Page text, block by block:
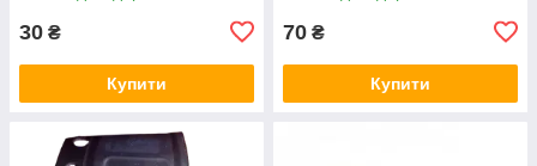
30 ₴
Купити
70 ₴
Купити